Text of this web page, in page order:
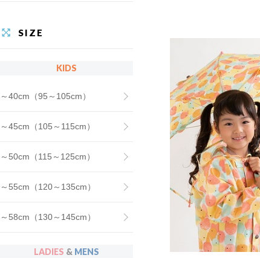
SIZE
KIDS
～40cm（95～105cm）
～45cm（105～115cm）
～50cm（115～125cm）
～55cm（120～135cm）
～58cm（130～145cm）
LADIES & MENS